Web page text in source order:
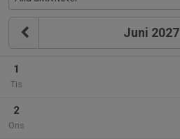
Juni 2027
1
Tis
2
Ons